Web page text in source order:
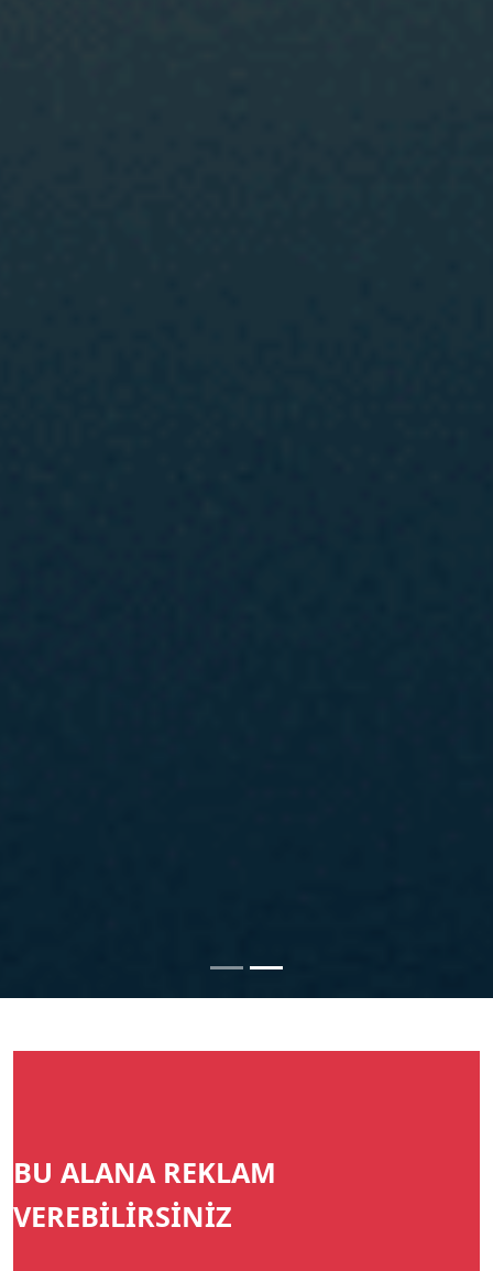
BU ALANA REKLAM
VEREBİLİRSİNİZ